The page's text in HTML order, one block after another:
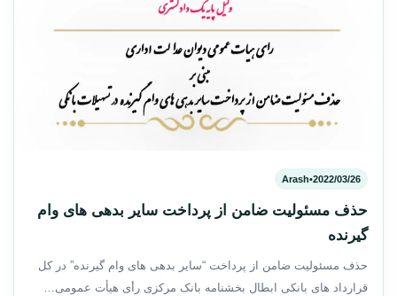
2022/03/26
•
Arash
حذف مسئولیت ضامن از پرداخت سایر بدهی های وام
گیرنده
حذف مسئولیت ضامن از پرداخت “سایر بدهی های وام گیرنده” در کل
قرارداد های بانکی ابطال بخشنامه بانک مرکزی رأی هیأت عمومی…